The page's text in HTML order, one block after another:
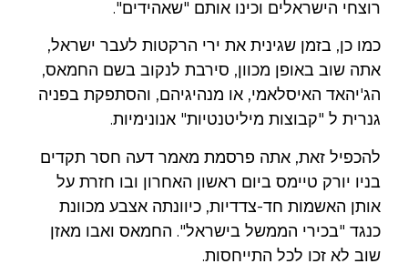
רוצחי הישראלים וכינו אותם "שאהידים".
כמו כן, בזמן שגינית את ירי הרקטות לעבר ישראל,
אתה שוב באופן מכוון, סירבת לנקוב בשם החמאס,
הג'יהאד האיסלאמי, או מנהיגיהם, והסתפקת בפניה
גנרית ל "קבוצות מיליטנטיות" אנונימיות.
להכפיל זאת, אתה פרסמת מאמר דעה חסר תקדים
בניו יורק טיימס ביום ראשון האחרון ובו חזרת על
אותן האשמות חד-צדדיות, כיוונתה אצבע מכוונת
כנגד "בכירי הממשל בישראל". החמאס ואבו מאזן
שוב לא זכו לכל התייחסות.